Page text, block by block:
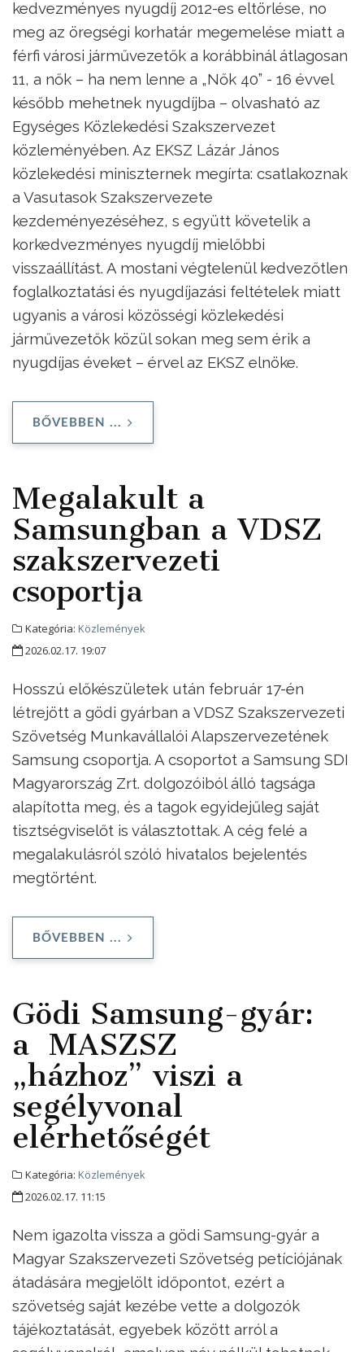
kedvezményes nyugdíj 2012-es eltörlése, no
meg az öregségi korhatár megemelése miatt a
férfi városi járművezetők a korábbinál átlagosan
11, a nők – ha nem lenne a „Nők 40” - 16 évvel
később mehetnek nyugdíjba – olvasható az
Egységes Közlekedési Szakszervezet
közleményében. Az EKSZ Lázár János
közlekedési miniszternek megírta: csatlakoznak
a Vasutasok Szakszervezete
kezdeményezéséhez, s együtt követelik a
korkedvezményes nyugdíj mielőbbi
visszaállítást. A mostani végtelenül kedvezőtlen
foglalkoztatási és nyugdíjazási feltételek miatt
ugyanis a városi közösségi közlekedési
járművezetők közül sokan meg sem érik a
nyugdíjas éveket – érvel az EKSZ elnöke.
BŐVEBBEN ...
Megalakult a
Samsungban a VDSZ
szakszervezeti
csoportja
Kategória: Közlemények
2026.02.17. 19:07
Hosszú előkészületek után február 17-én
létrejött a gödi gyárban a VDSZ Szakszervezeti
Szövetség Munkavállalói Alapszervezetének
Samsung csoportja. A csoportot a Samsung SDI
Magyarország Zrt. dolgozóiból álló tagsága
alapította meg, és a tagok egyidejűleg saját
tisztségviselőt is választottak. A cég felé a
megalakulásról szóló hivatalos bejelentés
megtörtént.
BŐVEBBEN ...
Gödi Samsung-gyár:
a MASZSZ
„házhoz” viszi a
segélyvonal
elérhetőségét
Kategória: Közlemények
2026.02.17. 11:15
Nem igazolta vissza a gödi Samsung-gyár a
Magyar Szakszervezeti Szövetség petíciójának
átadására megjelölt időpontot, ezért a
szövetség saját kezébe vette a dolgozók
tájékoztatását, egyebek között arról a